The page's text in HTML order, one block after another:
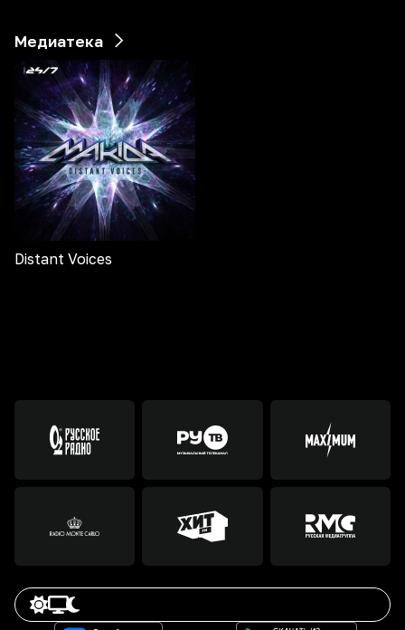
Медиатека
Distant Voices